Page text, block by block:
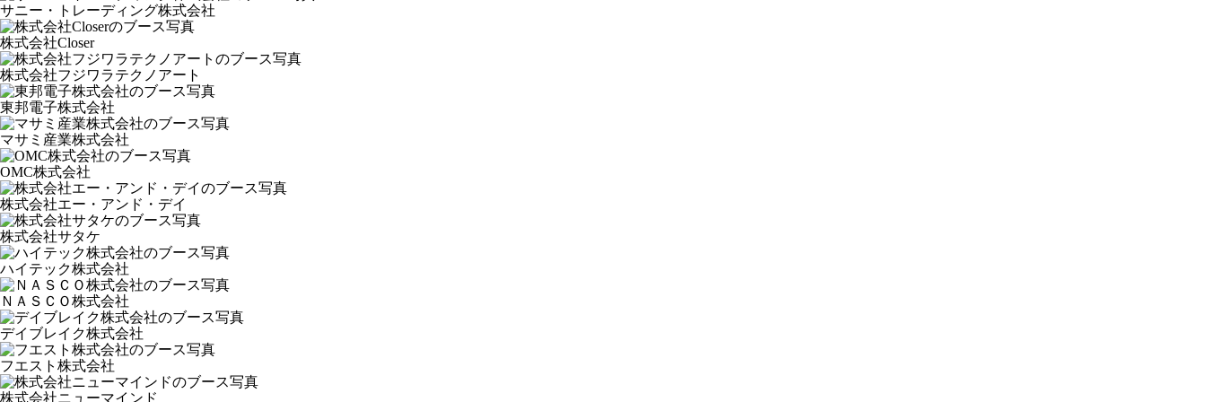
サニー・トレーディング株式会社
株式会社Closer
株式会社フジワラテクノアート
東邦電子株式会社
マサミ産業株式会社
OMC株式会社
株式会社エー・アンド・デイ
株式会社サタケ
ハイテック株式会社
ＮＡＳＣＯ株式会社
デイブレイク株式会社
フエスト株式会社
株式会社ニューマインド